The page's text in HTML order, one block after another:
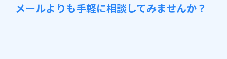
メールよりも手軽に相談してみませんか？